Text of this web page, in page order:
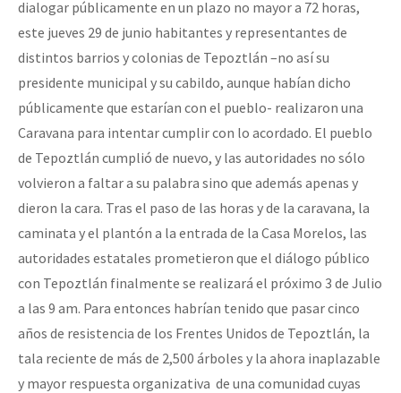
Fotorreportaje
Video
Otras secciones
la naturaleza bajo asedio)
Libros para descargar
Medios Libres
COVID-19
Eventos
[25 abr – CDMX] Tokín por el CNI: 30 años de Resistencia y
dialogar públicamente en un plazo no mayor a 72 horas,
este jueves 29 de junio habitantes y representantes de
distintos barrios y colonias de Tepoztlán –no así su
presidente municipal y su cabildo, aunque habían dicho
públicamente que estarían con el pueblo- realizaron una
Caravana para intentar cumplir con lo acordado. El pueblo
de Tepoztlán cumplió de nuevo, y las autoridades no sólo
volvieron a faltar a su palabra sino que además apenas y
dieron la cara. Tras el paso de las horas y de la caravana, la
caminata y el plantón a la entrada de la Casa Morelos, las
autoridades estatales prometieron que el diálogo público
con Tepoztlán finalmente se realizará el próximo 3 de Julio
a las 9 am. Para entonces habrían tenido que pasar cinco
años de resistencia de los Frentes Unidos de Tepoztlán, la
tala reciente de más de 2,500 árboles y la ahora inaplazable
y mayor respuesta organizativa de una comunidad cuyas